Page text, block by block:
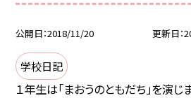
公開日 2018/11/20 更新日
学校日記
１年生は「まおうのともだち」を演じ